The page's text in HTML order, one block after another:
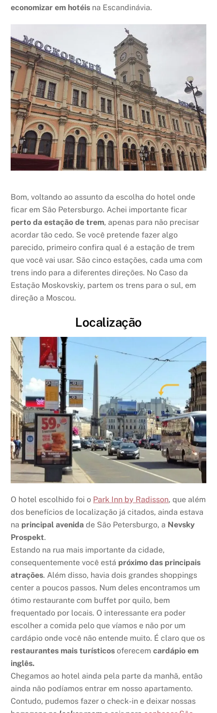
economizar em hotéis na Escandinávia.
Bom, voltando ao assunto da escolha do hotel onde
ficar em São Petersburgo. Achei importante ficar
perto da estação de trem, apenas para não precisar
acordar tão cedo. Se você pretende fazer algo
parecido, primeiro confira qual é a estação de trem
que você vai usar. São cinco estações, cada uma com
trens indo para a diferentes direções. No Caso da
Estação Moskovskiy, partem os trens para o sul, em
direção a Moscou.
Localização
O hotel escolhido foi o Park Inn by Radisson, que além
dos benefícios de localização já citados, ainda estava
na principal avenida de São Petersburgo, a Nevsky
Prospekt.
Estando na rua mais importante da cidade,
consequentemente você está próximo das principais
atrações. Além disso, havia dois grandes shoppings
center a poucos passos. Num deles encontramos um
ótimo restaurante com buffet por quilo, bem
frequentado por locais. O interessante era poder
escolher a comida pelo que víamos e não por um
cardápio onde você não entende muito. É claro que os
restaurantes mais turísticos oferecemcardápio em
inglês.
Chegamos ao hotel ainda pela parte da manhã, então
ainda não podíamos entrar em nosso apartamento.
Contudo, pudemos fazer o check-in e deixar nossas